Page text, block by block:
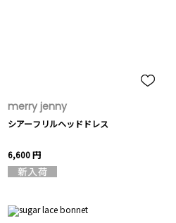
merry jenny
シアーフリルヘッドドレス
6,600 円